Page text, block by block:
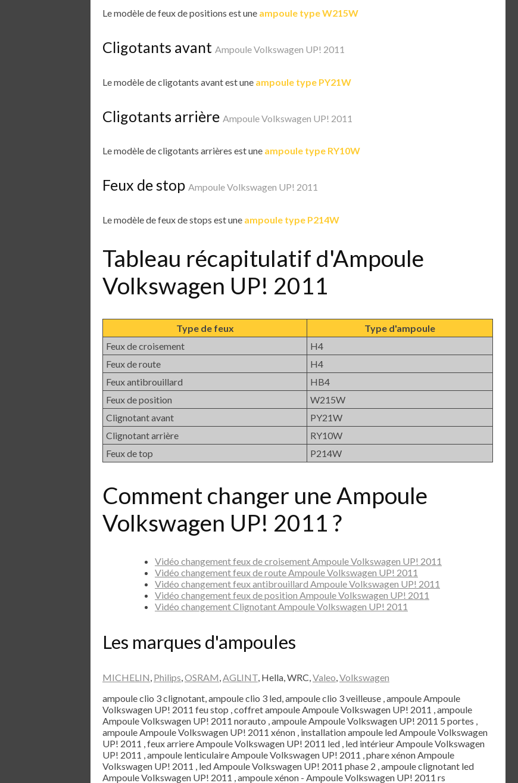
Le modèle de feux de positions est une ampoule type W215W
Cligotants avant Ampoule Volkswagen UP! 2011
Le modèle de cligotants avant est une ampoule type PY21W
Cligotants arrière Ampoule Volkswagen UP! 2011
Le modèle de cligotants arrières est une ampoule type RY10W
Feux de stop Ampoule Volkswagen UP! 2011
Le modèle de feux de stops est une ampoule type P214W
Tableau récapitulatif d'Ampoule
Volkswagen UP! 2011
Type de feux
Type d'ampoule
Feux de croisement
H4
Feux de route
H4
Feux antibrouillard
HB4
Feux de position
W215W
Clignotant avant
PY21W
Clignotant arrière
RY10W
Feux de top
P214W
Comment changer une Ampoule
Volkswagen UP! 2011 ?
Vidéo changement feux de croisement Ampoule Volkswagen UP! 2011
Vidéo changement feux de route Ampoule Volkswagen UP! 2011
Vidéo changement feux antibrouillard Ampoule Volkswagen UP! 2011
Vidéo changement feux de position Ampoule Volkswagen UP! 2011
Vidéo changement Clignotant Ampoule Volkswagen UP! 2011
Les marques d'ampoules
MICHELIN, Philips,OSRAM,AGLINT, Hella, WRC,Valeo,Volkswagen
ampoule clio 3 clignotant, ampoule clio 3 led, ampoule clio 3 veilleuse , ampoule Ampoule
Volkswagen UP! 2011 feu stop , coffret ampoule Ampoule Volkswagen UP! 2011 , ampoule
Ampoule Volkswagen UP! 2011 norauto , ampoule Ampoule Volkswagen UP! 2011 5 portes ,
ampoule Ampoule Volkswagen UP! 2011 xénon , installation ampoule led Ampoule Volkswagen
UP! 2011 , feux arriere Ampoule Volkswagen UP! 2011 led , led intérieur Ampoule Volkswagen
UP! 2011 , ampoule lenticulaire Ampoule Volkswagen UP! 2011 , phare xénon Ampoule
Volkswagen UP! 2011 , led Ampoule Volkswagen UP! 2011 phase 2 , ampoule clignotant led
Ampoule Volkswagen UP! 2011 , ampoule xénon - Ampoule Volkswagen UP! 2011 rs